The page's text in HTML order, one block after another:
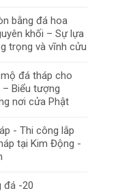
bằng đá hoa
khối – Sự lựa
trọng và vĩnh cửu
đá tháp cho
– Biểu tượng
nơi cửa Phật
- Thi công lắp
tại Kim Động -
đá -20